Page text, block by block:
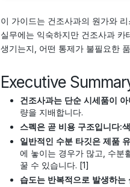
이 가이드는 건조사과의 원가와
실무에는 익숙하지만 건조사과
생기는지, 어떤 통제가 불필요한
Executive
건조사과는 단순 시세품이
량을 지배합니다.
스펙은 곧 비용 구조입니다:
일반적인 수분 타깃은 제품
에 놓이는 경우가 많고, 수분
꿀 수 있습니다. [1]
습도는 반복적으로 발생하는